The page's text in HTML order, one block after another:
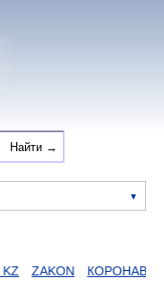
ZAKON КОРОНАВИРУС